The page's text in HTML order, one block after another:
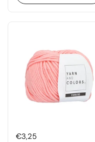
Prijs:
€3,25